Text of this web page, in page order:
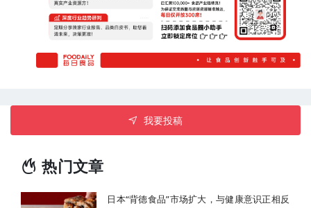
我要投稿
热门文章
日本“背德食品”市场扩大，与健康意识正相反